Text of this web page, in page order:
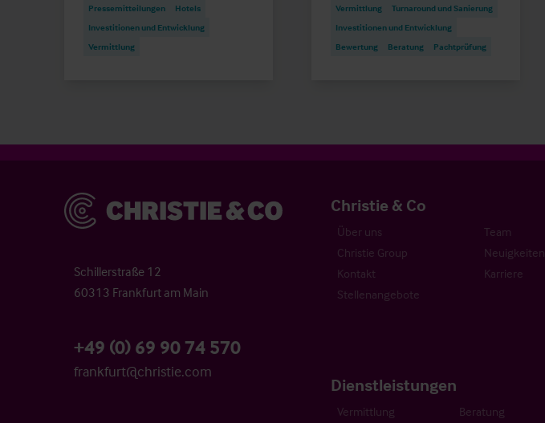
Pressemitteilungen
Hotels
Investitionen und Entwicklung
Vermittlung
Vermittlung
Turnaround und Sanierung
Investitionen und Entwicklung
Bewertung
Beratung Pachtprüfung
Christie & Co
Schillerstraße 12
60313 Frankfurt am Main
+49 (0) 69 90 74 570
frankfurt@christie.com
Christie & Co
Über uns
Team
Christie Group
Neuigkeiten
Kontakt
Karriere
Stellenangebote
Dienstleistungen
Vermittlung
Beratung